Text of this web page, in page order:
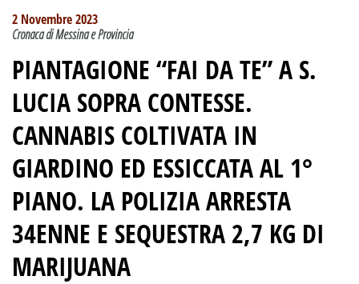
2 Novembre 2023
Cronaca di Messina e Provincia
PIANTAGIONE “FAI DA TE” A S.
LUCIA SOPRA CONTESSE.
CANNABIS COLTIVATA IN
GIARDINO ED ESSICCATA AL 1°
PIANO. LA POLIZIA ARRESTA
34ENNE E SEQUESTRA 2,7 KG DI
MARIJUANA